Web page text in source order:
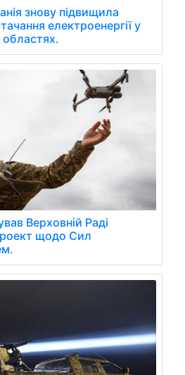
знову підвищила
електроенергії у
областях.
Верховній Раді
щодо Сил